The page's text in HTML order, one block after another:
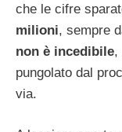
che le cifre
milioni, sempre
non è incedibile,
pungolato dal
via.